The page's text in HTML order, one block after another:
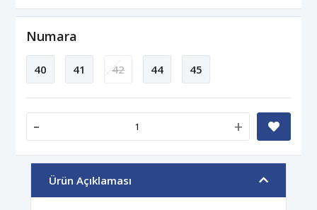
Numara
40 41 42 44 45
- +
Ürün Açıklaması